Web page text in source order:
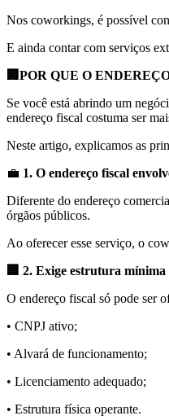
Nos coworkings, é possível
E ainda contar com serviços
🏢POR QUE O
Se você está abrindo um
endereço fiscal costuma ser
Neste artigo, explicamos as
💼 1. O endereço fiscal
Diferente do endereço
órgãos públicos.
Ao oferecer esse serviço, o
🏢 2. Exige estrutura
O endereço fiscal só pode ser
• CNPJ ativo;
• Alvará de funcionamento;
• Licenciamento adequado;
• Estrutura física operante.